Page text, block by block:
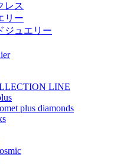
レス
リー
ジュエリー
LINE
plus diamonds